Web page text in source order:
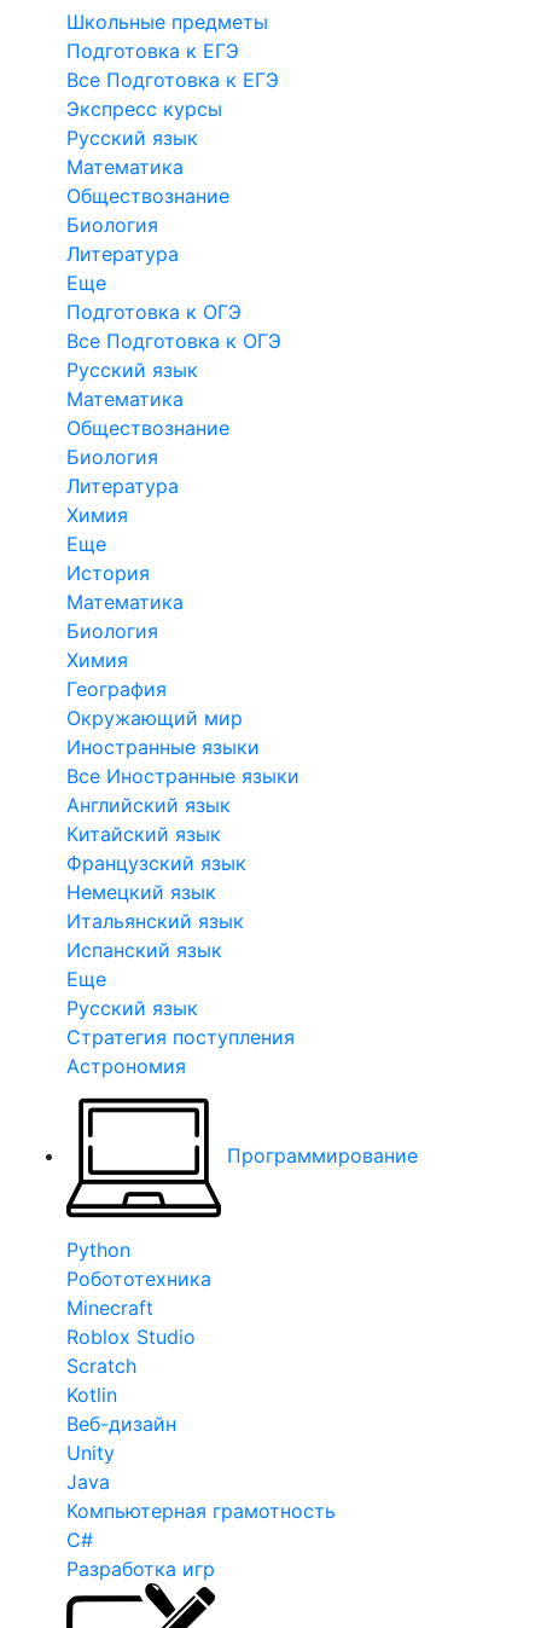
Школьные предметы
Подготовка к ЕГЭ
Все Подготовка к ЕГЭ
Экспресс курсы
Русский язык
Математика
Обществознание
Биология
Литература
Еще
Подготовка к ОГЭ
Все Подготовка к ОГЭ
Русский язык
Математика
Обществознание
Биология
Литература
Химия
Еще
История
Математика
Биология
Химия
География
Окружающий мир
Иностранные языки
Все Иностранные языки
Английский язык
Китайский язык
Французский язык
Немецкий язык
Итальянский язык
Испанский язык
Еще
Русский язык
Стратегия поступления
Астрономия
Программирование
Python
Робототехника
Minecraft
Roblox Studio
Scratch
Kotlin
Веб-дизайн
Unity
Java
Компьютерная грамотность
C#
Разработка игр